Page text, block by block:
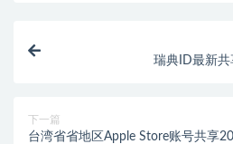
瑞典ID最新共
下一篇
台湾省省地区Apple Store账号共享